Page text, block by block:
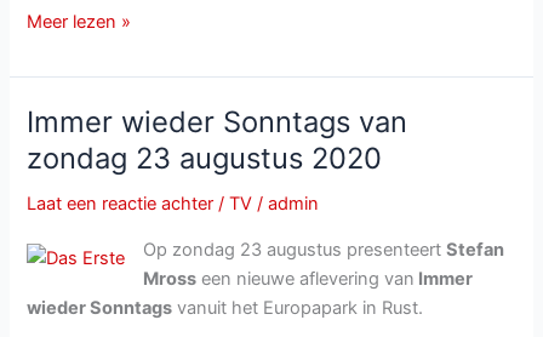
Wilkommen
Carmen
Nebel
van
zaterdag
19
2020
Meer lezen »
Immer wieder Sonntags van
zondag 23 augustus 2020
Laat een reactie achter /TV /admin
Op zondag 23 augustus presenteertStefan
Mross een nieuwe aflevering van Immer
wieder Sonntags vanuit het Europapark in Rust.